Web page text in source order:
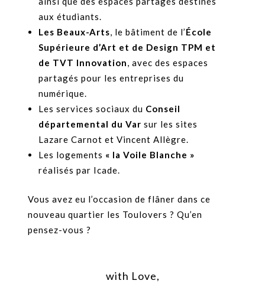
aux étudiants.
Les Beaux-Arts, le bâtiment de l’École
Supérieure d’Art et de Design TPM et
de TVT Innovation, avec des espaces
partagés pour les entreprises du
numérique.
Les services sociaux du Conseil
départemental du Var sur les sites
Lazare Carnot et Vincent Allègre.
Les logements « la Voile Blanche »
réalisés par Icade.
Vous avez eu l’occasion de flâner dans ce
nouveau quartier les Toulovers ? Qu’en
pensez-vous ?
with Love,